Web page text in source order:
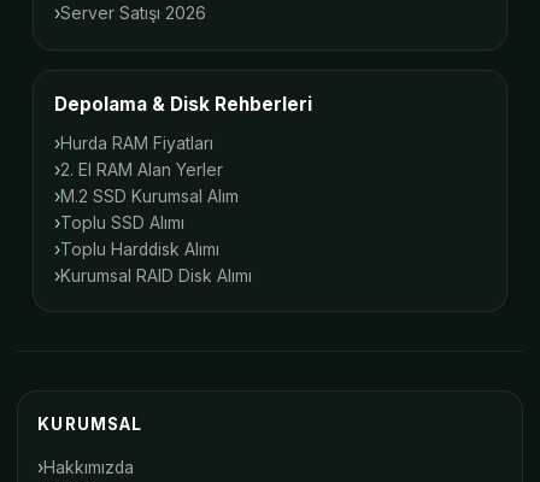
Server Satışı 2026
Depolama & Disk Rehberleri
Hurda RAM Fiyatları
2. El RAM Alan Yerler
M.2 SSD Kurumsal Alım
Toplu SSD Alımı
Toplu Harddisk Alımı
Kurumsal RAID Disk Alımı
KURUMSAL
Hakkımızda